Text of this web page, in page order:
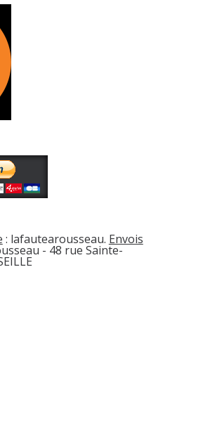
: lafautearousseau. Envois
- 48 rue Sainte-